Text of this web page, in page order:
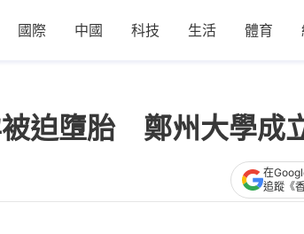
國際 中國 科技 生活 體育
迫墮胎 鄭州大學成
在
追蹤《